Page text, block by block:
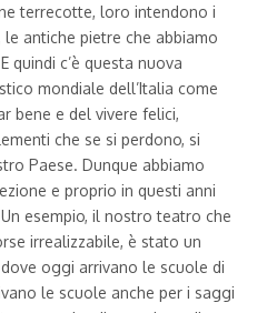
terrecotte, loro intendono i
antiche pietre che abbiamo
quindi c’è questa nuova
mondiale dell’Italia come
bene e del vivere felici,
che se si perdono, si
Paese. Dunque abbiamo
e proprio in questi anni
esempio, il nostro teatro che
irrealizzabile, è stato un
oggi arrivano le scuole di
le scuole anche per i saggi